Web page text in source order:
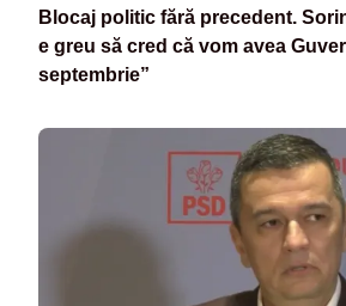
Blocaj politic fără precedent.
e greu să cred că vom avea
septembrie”